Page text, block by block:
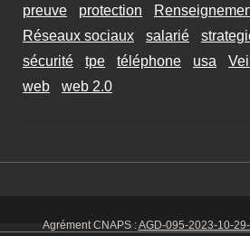
preuve
protection
Réseaux sociaux
salarié
sécurité
tpe téléphone usa
web
web 2.0
Agrément CNAPS :AGD-095-2023-10-